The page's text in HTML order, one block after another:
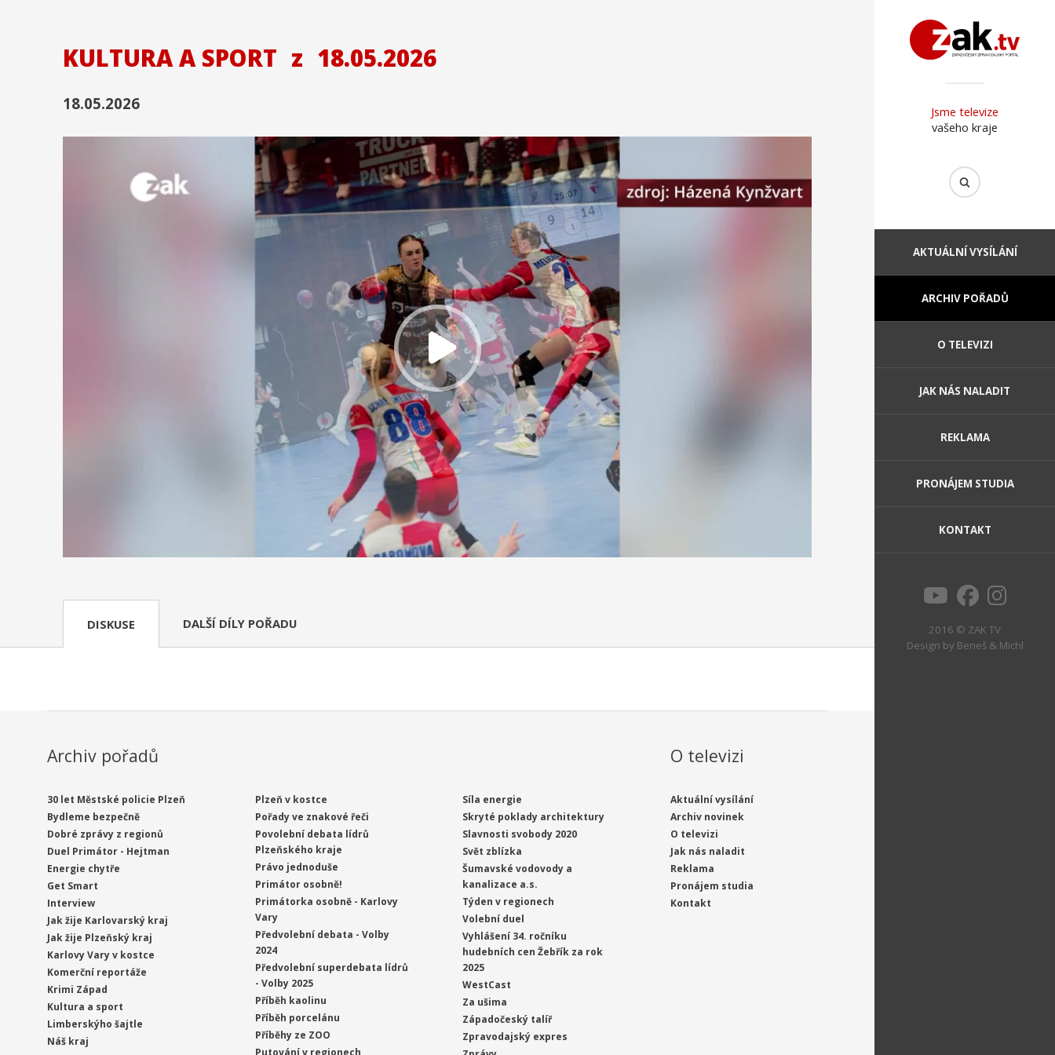
Jsme televize
vašeho kraje
AKTUÁLNÍ VYSÍLÁNÍ
ARCHIV POŘADŮ
O TELEVIZI
JAK NÁS NALADIT
REKLAMA
PRONÁJEM STUDIA
KONTAKT
2016 © ZAK TV
Design by Beneš & Michl
KULTURA A SPORT z 18.05.2026
18.05.2026
DISKUSE DALŠÍ DÍLY POŘADU
Archiv pořadů
30 let Městské policie Plzeň
Bydleme bezpečně
Dobré zprávy z regionů
Duel Primátor - Hejtman
Energie chytře
Get Smart
Interview
Jak žije Karlovarský kraj
Jak žije Plzeňský kraj
Karlovy Vary v kostce
Komerční reportáže
Krimi Západ
Kultura a sport
Limberskýho šajtle
Náš kraj
Plzeň v kostce
Pořady ve znakové řeči
Povolební debata lídrů
Plzeňského kraje
Právo jednoduše
Primátor osobně!
Primátorka osobně - Karlovy
Vary
Předvolební debata - Volby
2024
Předvolební superdebata lídrů
- Volby 2025
Příběh kaolinu
Příběh porcelánu
Příběhy ze ZOO
Síla energie
Skryté poklady architektury
Slavnosti svobody 2020
Svět zblízka
Šumavské vodovody a
kanalizace a.s.
Týden v regionech
Volební duel
Vyhlášení 34. ročníku
hudebních cen Žebřík za rok
2025
WestCast
Za ušima
Západočeský talíř
Zpravodajský expres
O televizi
Aktuální vysílání
Archiv novinek
O televizi
Jak nás naladit
Reklama
Pronájem studia
Kontakt